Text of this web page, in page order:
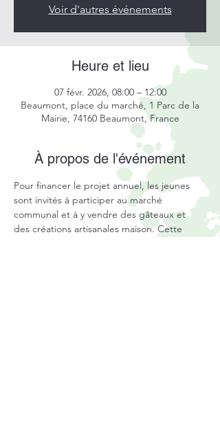
Voir d'autres événements
Heure et lieu
07 févr. 2026, 08:00 – 12:00
Beaumont, place du marché, 1 Parc de la
Mairie, 74160 Beaumont, France
À propos de l'événement
Pour financer le projet annuel, les jeunes
sont invités à participer au marché
communal et à y vendre des gâteaux et
des créations artisanales maison. Cette